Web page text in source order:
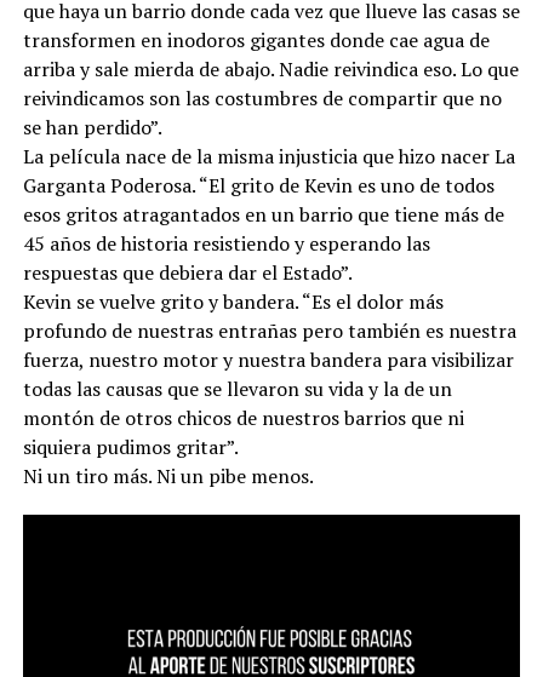
que haya un barrio donde cada vez que llueve las casas se
transformen en inodoros gigantes donde cae agua de
arriba y sale mierda de abajo. Nadie reivindica eso. Lo que
reivindicamos son las costumbres de compartir que no
se han perdido”.
La película nace de la misma injusticia que hizo nacer La
Garganta Poderosa. “El grito de Kevin es uno de todos
esos gritos atragantados en un barrio que tiene más de
45 años de historia resistiendo y esperando las
respuestas que debiera dar el Estado”.
Kevin se vuelve grito y bandera. “Es el dolor más
profundo de nuestras entrañas pero también es nuestra
fuerza, nuestro motor y nuestra bandera para visibilizar
todas las causas que se llevaron su vida y la de un
montón de otros chicos de nuestros barrios que ni
siquiera pudimos gritar”.
Ni un tiro más. Ni un pibe menos.